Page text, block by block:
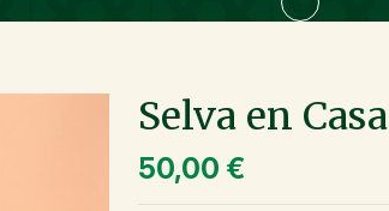
Selva en Casa
50,00 €